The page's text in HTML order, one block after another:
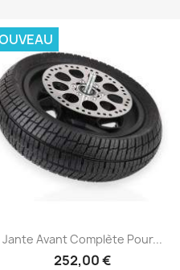
Aperçu rapide
Jante Avant Complète Pour...
252,00 €